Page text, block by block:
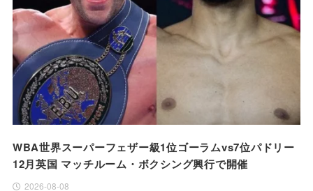
WBA世界スーパーフェザー級1位ゴーラムvs7位パドリー
12月英国 マッチルーム・ボクシング興行で開催
2026-08-08